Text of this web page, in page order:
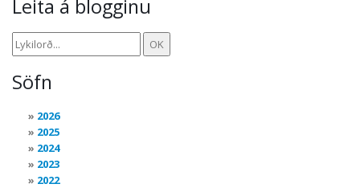
Leita á blogginu
Söfn
2026
2025
2024
2023
2022